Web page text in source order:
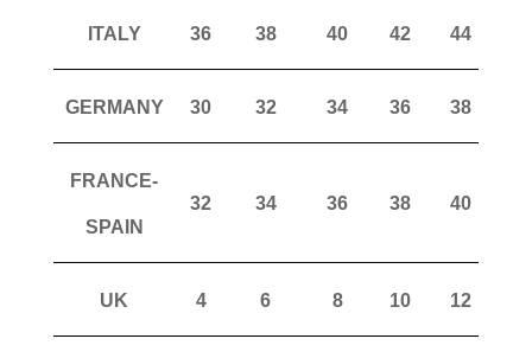
ITALY 36 38 40 42 44
GERMANY 30 32 34 36 38
FRANCE-
SPAIN
32 34 36 38 40
UK 4 6 8 10 12